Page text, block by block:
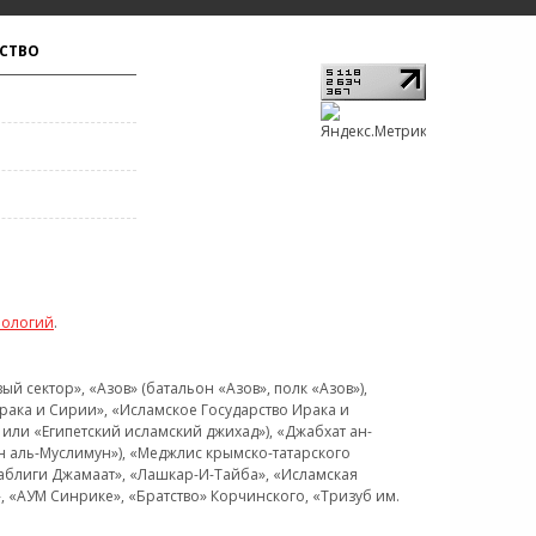
.
«Азов» (батальон «Азов», полк «Азов»),
и Сирии», «Исламское Государство Ирака и
«Египетский исламский джихад»), «Джабхат ан-
Муслимун»), «Меджлис крымско-татарского
Джамаат», «Лашкар-И-Тайба», «Исламская
Синрике», «Братство» Корчинского, «Тризуб им.